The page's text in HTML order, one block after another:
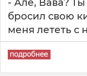
- Алё, Вава?
бросил свою
меня лететь с